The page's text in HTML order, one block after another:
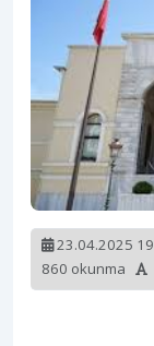
23.04.2025
860 okunma